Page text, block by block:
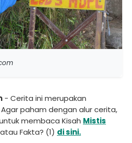
- Cerita ini merupakan
paham dengan alur cerita,
membaca Kisah Mistis
Fakta? (1) di sini.